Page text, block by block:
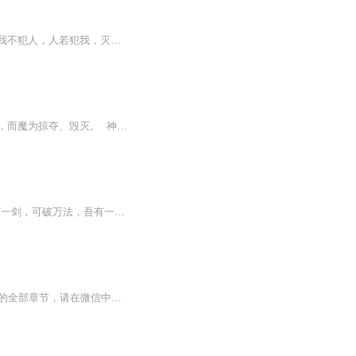
九域剑帝，传奇归来，踏平一切。天才妖孽，踩在脚下，强者大能，挥手灭杀。人不犯我，我不犯人，人若犯我，灭他九族。
宇宙诞生之际，出现无数神魔，组成了神、魔二界，神魔之间天生修炼理念不同，神为创造，而魔为掠夺、毁灭。 神魔矛盾不可调和。 终于一日，魔界至强者剑帝联合一批至强者，灵帝和无情、忘情、绝情、灭情四大魔尊，以及无数魔界强者，跨越星河，与神界...
作者：羡煞 废物少年李凡偶得神秘小剑，从此走上不归路，以剑证道，吾有一剑，可破万法，吾有一剑，湮灭苍生，诛灭苍生。一剑游龙。 一剑惊鸿。一剑飘东。一剑飞西。一剑飘雪。一剑肆九洲。一剑斩红尘。一剑化甘苦。一剑斩流年。吾之剑，杀人从不问缘由。吾之剑，只杀该杀的人，吾之剑可破天灭地，当吾剑所指之人，便是汝敌，即便予世人，苍生，为敌，我也从不退缩......
【收听须知】1、帝剑天玄诀古辰2、由于音频节目更新的比较慢，如想快速阅读小说文字版的全部章节，请在微信中搜索公/众/号【黑葡萄文学】，关注后，并在公/众/号中回复：【775】，便可快速阅读小说文字版全集。（注意：需要在公/众/号中回复才有效哦）